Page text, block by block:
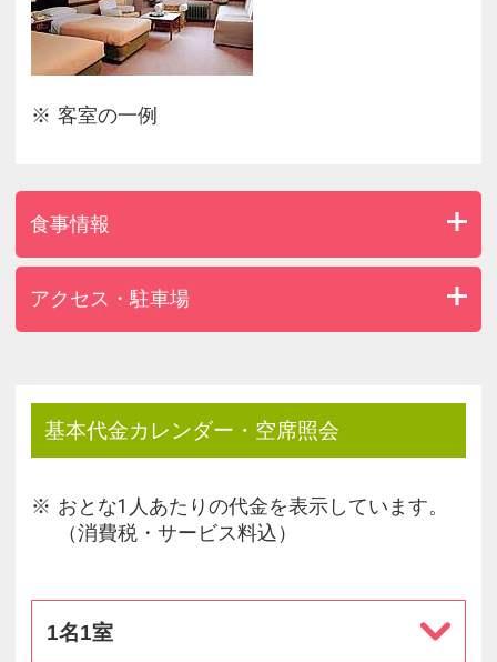
客室の一例
食事情報
アクセス・駐車場
基本代金カレンダー・空席照会
おとな1人あたりの代金を表示しています。
（消費税・サービス料込）
1名1室